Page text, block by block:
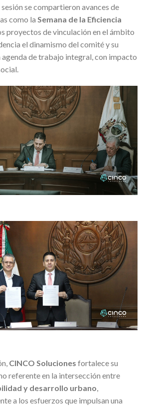
se compartieron avances de
como la Semana de la Eficiencia
proyectos de vinculación en el ámbito
el dinamismo del comité y su
de trabajo integral, con impacto
CINCO Soluciones fortalece su
referente en la intersección entre
y desarrollo urbano,
a los esfuerzos que impulsan una